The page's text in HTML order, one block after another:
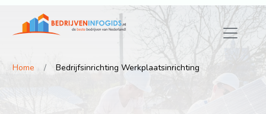
Home Bedrijfsinrichting Werkplaatsinrichting